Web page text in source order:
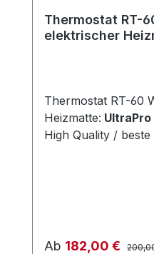
Thermostat RT-
elektrischer
Thermostat RT-60
Heizmatte: UltraPro
High Quality / beste
Verkaufspreis:
Ab 182,00 €